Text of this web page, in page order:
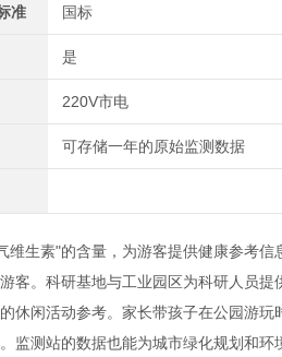
准 国标
是
220V市电
可存储一年的原始监测数据
生素"的含量，为游客提供健康参考信
客。科研基地与工业园区为科研人员提
休闲活动参考。家长带孩子在公园游玩
监测站的数据也能为城市绿化规划和环